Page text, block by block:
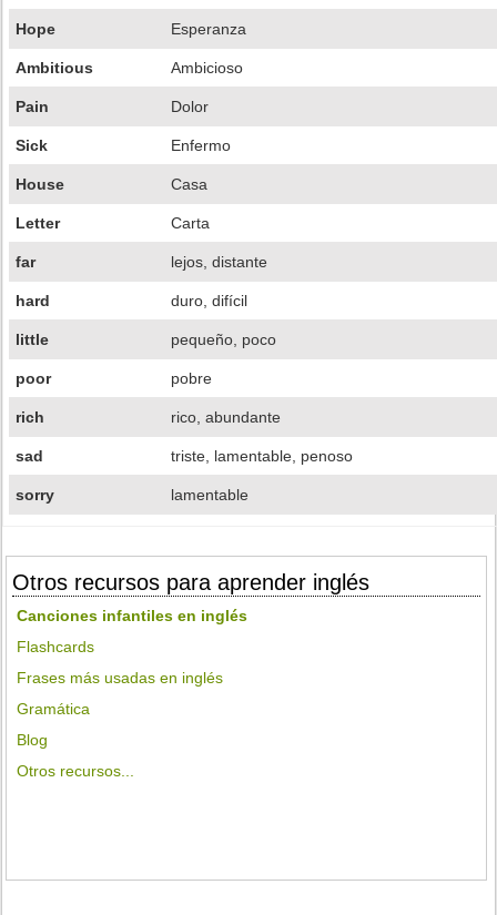
Hope Esperanza
Ambitious Ambicioso
Pain Dolor
Sick Enfermo
House Casa
Letter Carta
far lejos, distante
hard duro, difícil
little pequeño, poco
poor pobre
rich rico, abundante
sad triste, lamentable, penoso
sorry lamentable
Otros recursos para aprender inglés
Canciones infantiles en inglés
Flashcards
Frases más usadas en inglés
Gramática
Blog
Otros recursos...